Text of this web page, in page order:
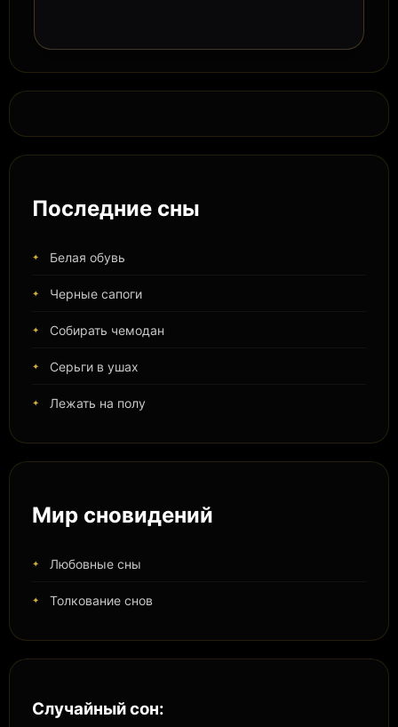
Последние сны
Белая обувь
Черные сапоги
Собирать чемодан
Серьги в ушах
Лежать на полу
Мир сновидений
Любовные сны
Толкование снов
Случайный сон: